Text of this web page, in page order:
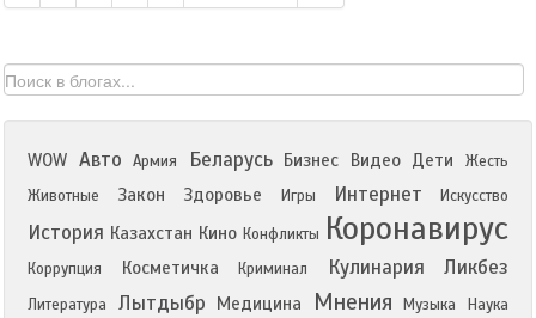
WOW Авто Армия Беларусь Бизнес Видео Дети
Жесть
Животные
Закон Здоровье Игры Интернет Искусство
История Казахстан Кино Конфликты Коронавирус
Коррупция Косметичка Криминал Кулинария Ликбез
Литература Лытдыбр Медицина Мнения Музыка Наука